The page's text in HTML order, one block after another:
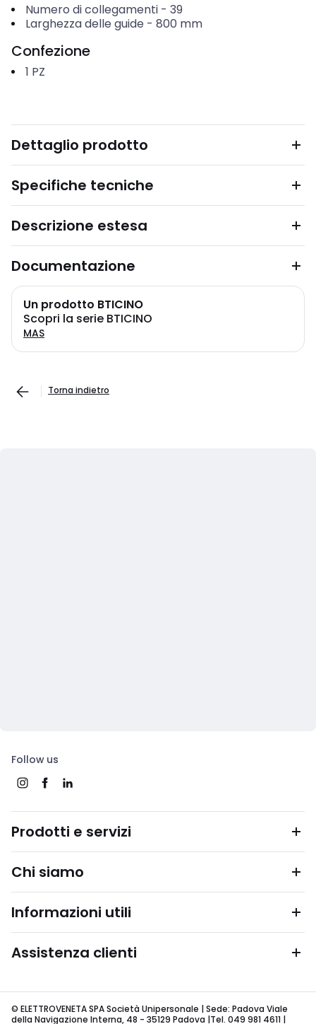
Numero di collegamenti- 39
Larghezza delle guide - 800 mm
Confezione
1 PZ
Dettaglio prodotto
Specifiche tecniche
Descrizione estesa
Documentazione
Un prodotto BTICINO
Scopri la serie BTICINO
MAS
Torna indietro
Follow us
Prodotti e servizi
Chi siamo
Informazioni utili
Assistenza clienti
© ELETTROVENETA SPA Società Unipersonale | Sede: Padova Viale
della Navigazione Interna, 48 - 35129 Padova |Tel. 049 981 4611 |